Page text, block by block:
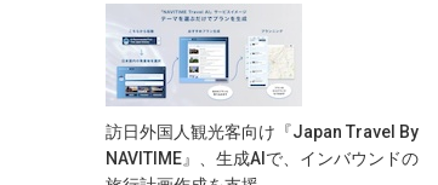
ビ
ゲ
ー
シ
訪日外国人観光客向け『Japan Travel By
NAVITIME』、生成AIで、インバウンドの